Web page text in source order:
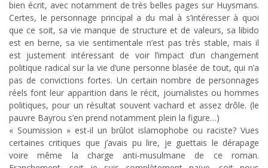
bien écrit, avec notamment de très belles pages sur Huysmans.
Certes, le personnage principal a du mal à s’intéresser à quoi
que ce soit, sa vie manque de structure et de valeurs, sa libido
est en berne, sa vie sentimentale n’est pas très stable, mais il
est justement intéressant de voir l’impact d’un changement
politique radical sur la vie d’une personne blasée de tout, qui n’a
pas de convictions fortes. Un certain nombre de personnages
réels font leur apparition dans le récit, journalistes ou hommes
politiques, pour un résultat souvent vachard et assez drôle. (le
pauvre Bayrou s’en prend notamment plein la figure…)
« Soumission » est-il un brûlot islamophobe ou raciste? Vues
certaines critiques que j’avais pu lire, je guettais le dérapage
voire même la charge anti-musulmane de ce roman.